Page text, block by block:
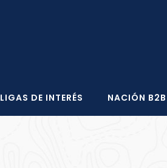
LIGAS DE INTERÉS NACIÓN B2B